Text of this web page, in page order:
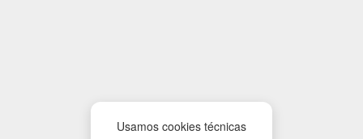
Usamos cookies técnicas